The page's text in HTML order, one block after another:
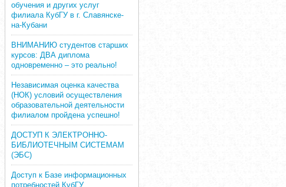
обучения и других услуг
филиала КубГУ в г. Славянске-
на-Кубани
ВНИМАНИЮ студентов старших
курсов: ДВА диплома
одновременно – это реально!
Независимая оценка качества
(НОК) условий осуществления
образовательной деятельности
филиалом пройдена успешно!
ДОСТУП К ЭЛЕКТРОННО-
БИБЛИОТЕЧНЫМ СИСТЕМАМ
(ЭБС)
Доступ к Базе информационных
потребностей КубГУ